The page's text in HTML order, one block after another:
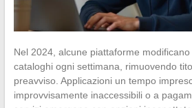
Nel 2024, alcune piattaforme
cataloghi ogni settimana, rimuovendo
preavviso. Applicazioni un tempo
improvvisamente inaccessibili o a